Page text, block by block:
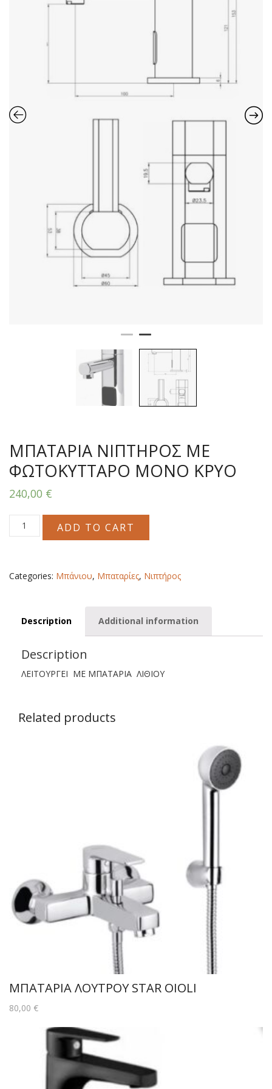
ΜΠΑΤΑΡΙΑ ΝΙΠΤΗΡΟΣ ΜΕ
ΦΩΤΟΚΥΤΤΑΡΟ ΜΟΝΟ ΚΡΥΟ
240,00 €
ΜΠΑΤΑΡΙΑ
ΝΙΠΤΗΡΟΣ
ΜΟΝΟ
ΚΡΥΟ
ADD TO CART
Categories: Μπάνιου, Μπαταρίες, Νιπτήρος
Description Additional information
Description
ΛΕΙΤΟΥΡΓΕΙ ΜΕ ΜΠΑΤΑΡΙΑ ΛΙΘΙΟΥ
Related products
ΜΠΑΤΑΡΙΑ ΛΟΥΤΡΟΥ STAR OIOLI
80,00 €